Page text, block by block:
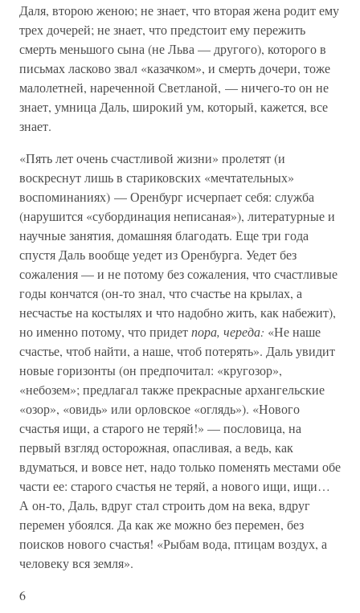
Даля, второю женою; не знает, что вторая жена родит ему
трех дочерей; не знает, что предстоит ему пережить
смерть меньшого сына (не Льва — другого), которого в
письмах ласково звал «казачком», и смерть дочери, тоже
малолетней, нареченной Светланой, — ничего-то он не
знает, умница Даль, широкий ум, который, кажется, все
знает.
«Пять лет очень счастливой жизни» пролетят (и
воскреснут лишь в стариковских «мечтательных»
воспоминаниях) — Оренбург исчерпает себя: служба
(нарушится «субординация неписаная»), литературные и
научные занятия, домашняя благодать. Еще три года
спустя Даль вообще уедет из Оренбурга. Уедет без
сожаления — и не потому без сожаления, что счастливые
годы кончатся (он-то знал, что счастье на крылах, а
несчастье на костылях и что надобно жить, как набежит),
но именно потому, что придетпора, череда: «Не наше
счастье, чтоб найти, а наше, чтоб потерять». Даль увидит
новые горизонты (он предпочитал: «кругозор»,
«небозем»; предлагал также прекрасные архангельские
«озор», «овидь» или орловское «оглядь»). «Нового
счастья ищи, а старого не теряй!» — пословица, на
первый взгляд осторожная, опасливая, а ведь, как
вдуматься, и вовсе нет, надо только поменять местами обе
части ее: старого счастья не теряй, а нового ищи, ищи…
А он-то, Даль, вдруг стал строить дом на века, вдруг
перемен убоялся. Да как же можно без перемен, без
поисков нового счастья! «Рыбам вода, птицам воздух, а
человеку вся земля».
6